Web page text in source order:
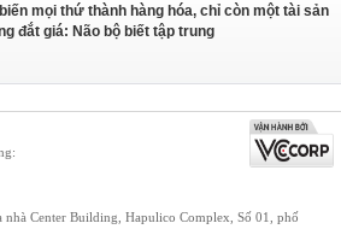
mọi thứ thành hàng hóa, chỉ còn một tài sản
đắt giá: Não bộ biết tập trung
nhà Center Building, Hapulico Complex, Số 01, phố